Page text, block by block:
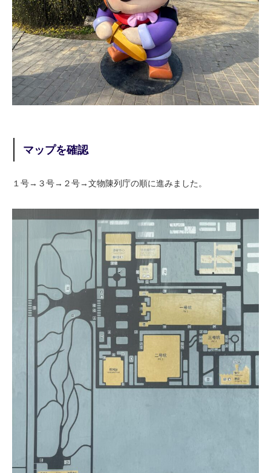
マップを確認
１号→３号→２号→文物陳列庁の順に進みました。